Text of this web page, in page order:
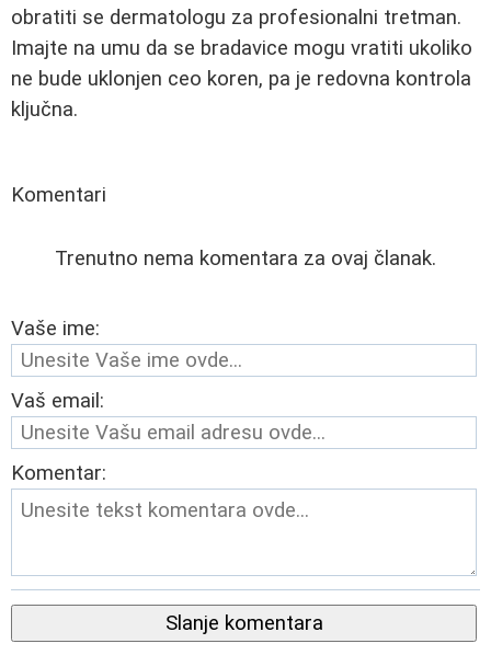
obratiti se dermatologu za profesionalni tretman.
Imajte na umu da se bradavice mogu vratiti ukoliko
ne bude uklonjen ceo koren, pa je redovna kontrola
ključna.
Komentari
Trenutno nema komentara za ovaj članak.
Vaše ime:
Vaš email:
Komentar:
Slanje komentara